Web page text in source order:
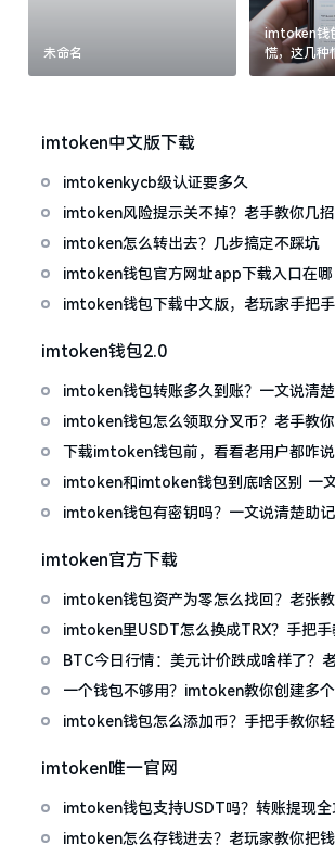
未命名
imtoken钱
慌，这几种
imtoken中文版下载
imtokenkycb级认证要多久
imtoken风险提示关不掉？老手教你几招
imtoken怎么转出去？几步搞定不踩坑
imtoken钱包官方网址app下载入口在哪
imtoken钱包下载中文版，老玩家手把
imtoken钱包2.0
imtoken钱包转账多久到账？一文说清楚
imtoken钱包怎么领取分叉币？老手教
下载imtoken钱包前，看看老用户都咋说
imtoken和imtoken钱包到底啥区别 一
imtoken钱包有密钥吗？一文说清楚助
imtoken官方下载
imtoken钱包资产为零怎么找回？老张
imtoken里USDT怎么换成TRX？手把手
波场币
BTC今日行情：美元计价跌成啥样了？老
一个钱包不够用？imtoken教你创建多个
资产
imtoken钱包怎么添加币？手把手教你
imtoken唯一官网
imtoken钱包支持USDT吗？转账提现全
imtoken怎么存钱进去？老玩家教你把